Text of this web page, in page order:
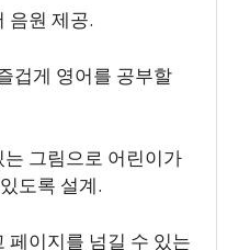
음원 제공.
겁게 영어를 공부할
그림으로 어린이가
도록 설계.
페이지를 넘길 수 있는